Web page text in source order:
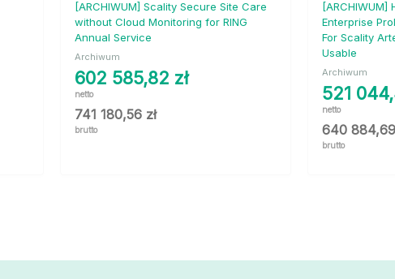
[ARCHIWUM] Scality Secure Site Care
without Cloud Monitoring for RING
Annual Service
Archiwum
602 585,82 zł
netto
741 180,56 zł
brutto
[ARCHIWUM]
Enterprise
For Scality
Usable
Archiwum
521
netto
640 884,69
brutto